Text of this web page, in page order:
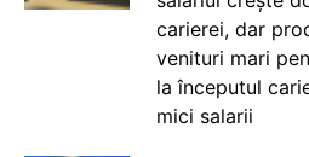
carierei, dar
venituri mari
la începutul
mici salarii